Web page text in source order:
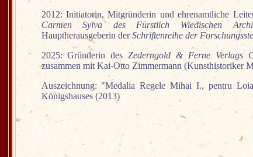
2012: Initiatorin, Mitgründerin und ehrenamtliche
Carmen Sylva des Fürstlich Wiedischen
Hauptherausgeberin derSchriftenreihe der
2025: Gründerin desZederngold & Ferne Verlags
zusammen mit Kai-Otto Zimmermann (Kunsthistoriker
Auszeichnung: "Medalia Regele Mihai I., pentru
Königshauses (2013)